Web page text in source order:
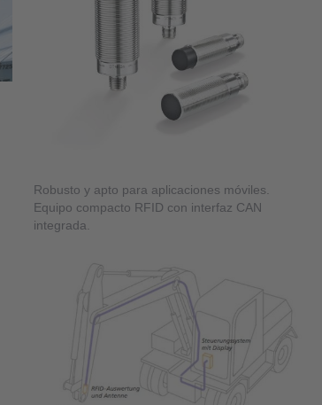
Robusto y apto para aplicaciones móviles.
Equipo compacto RFID con interfaz CAN
integrada.